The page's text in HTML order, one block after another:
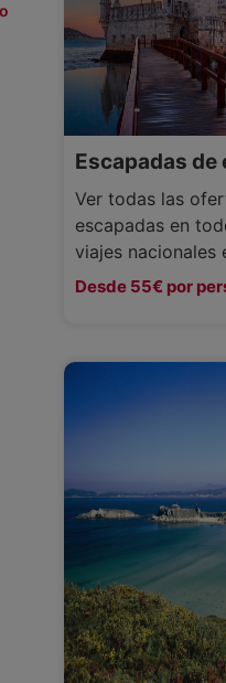
Escapadas de
Ver todas las
escapadas en
viajes nacionales
Desde 55€ por